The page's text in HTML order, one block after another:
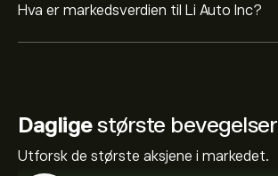
Hva er markedsverdien til Li Auto Inc?
Dagligestørste bevegelser
Utforsk de største aksjene i markedet.